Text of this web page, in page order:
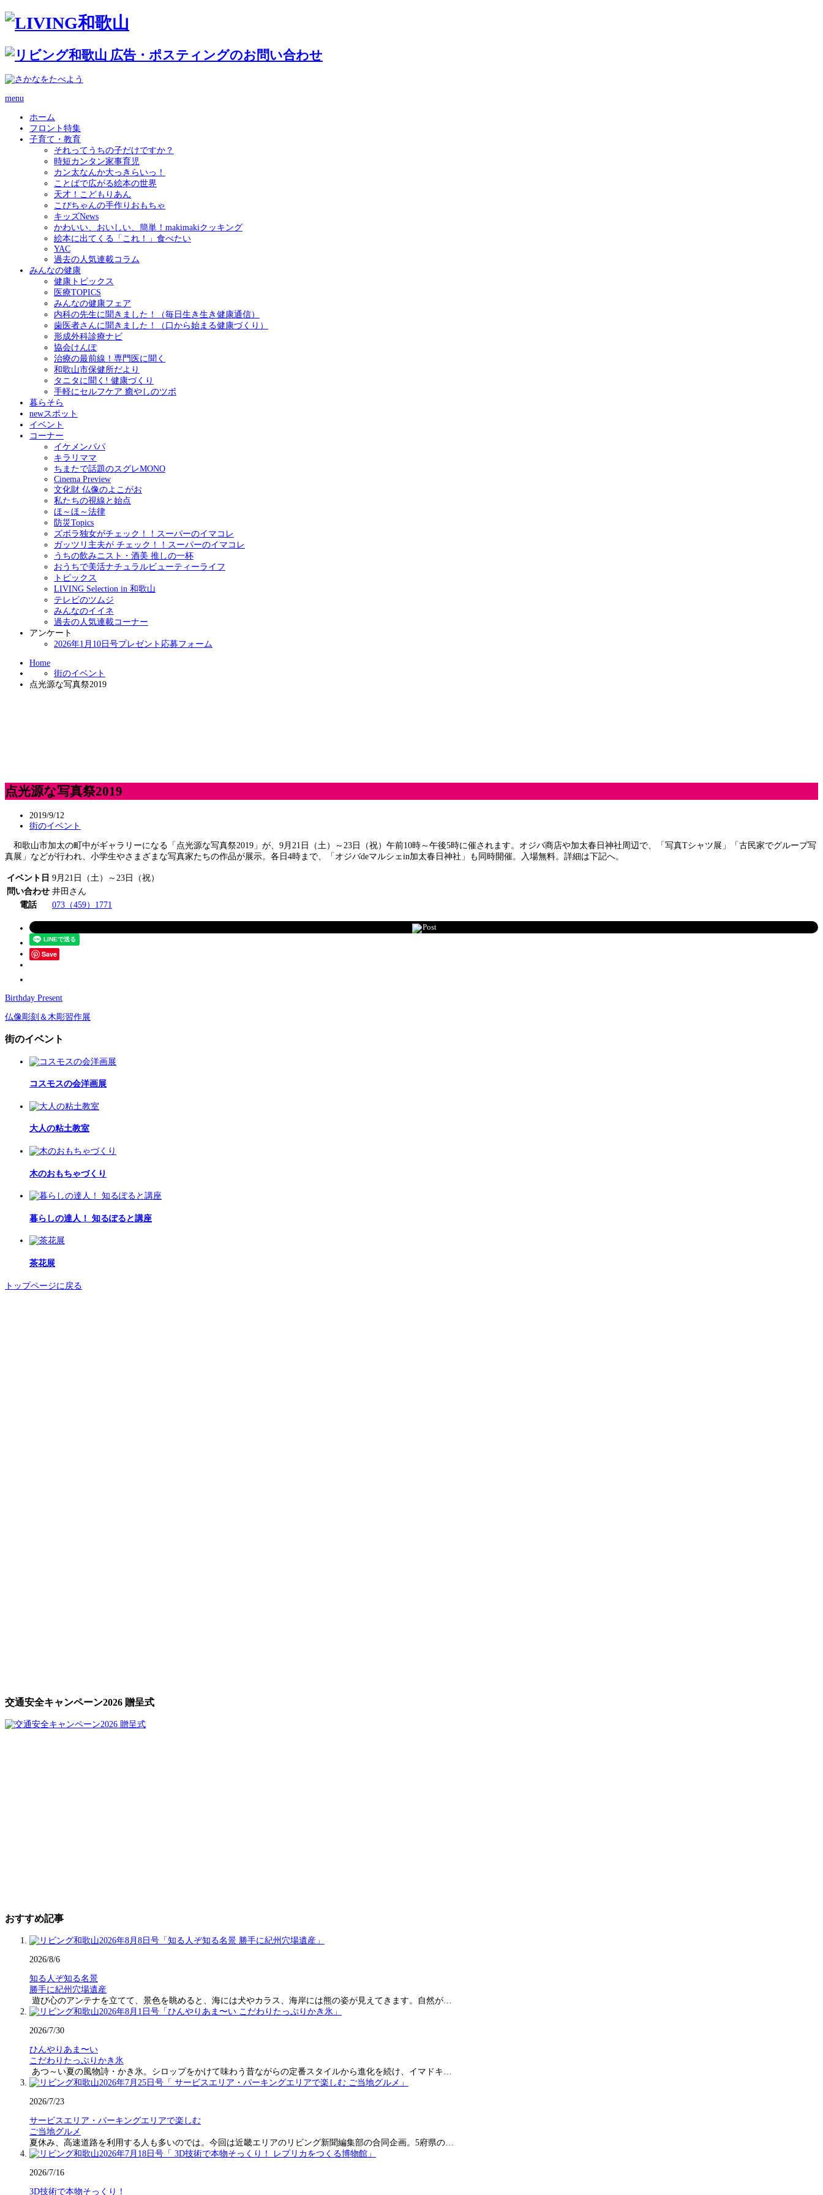
menu
ホーム
フロント特集
子育て・教育
それってうちの子だけですか？
時短カンタン家事育児
カン太なんか大っきらいっ！
ことばで広がる絵本の世界
天才！こどもりあん
こぴちゃんの手作りおもちゃ
キッズNews
かわいい、おいしい、簡単！makimakiクッキング
絵本に出てくる「これ！」食べたい
YAC
過去の人気連載コラム
みんなの健康
健康トピックス
医療TOPICS
みんなの健康フェア
内科の先生に聞きました！（毎日生き生き健康通信）
歯医者さんに聞きました！（口から始まる健康づくり）
形成外科診療ナビ
協会けんぽ
治療の最前線！専門医に聞く
和歌山市保健所だより
タニタに聞く! 健康づくり
手軽にセルフケア 癒やしのツボ
暮らそら
newスポット
イベント
コーナー
イケメンパパ
キラリママ
ちまたで話題のスグレMONO
Cinema Preview
文化財 仏像のよこがお
私たちの視線と始点
ほ～ほ～法律
防災Topics
ズボラ独女がチェック！！スーパーのイマコレ
ガッツリ主夫が チェック！！スーパーのイマコレ
うちの飲みニスト・酒美 推しの一杯
おうちで美活ナチュラルビューティーライフ
トピックス
LIVING Selection in 和歌山
テレビのツムジ
みんなのイイネ
過去の人気連載コーナー
アンケート
2026年1月10日号プレゼント応募フォーム
Home
街のイベント
点光源な写真祭2019
点光源な写真祭2019
2019/9/12
街のイベント
和歌山市加太の町中がギャラリーになる「点光源な写真祭2019」が、9月21日（土）～23日（祝）午前10時～午後5時に催されます。オジバ商店や加太春日神社周辺で、「写真Tシャツ展」「古民家でグループ写
真展」などが行われ、小学生やさまざまな写真家たちの作品が展示。各日4時まで、「オジバdeマルシェin加太春日神社」も同時開催。入場無料。詳細は下記へ。
イベント日 9月21日（土）～23日（祝）
問い合わせ 井田さん
電話
073（459）1771
Post
Save
Birthday Present
仏像彫刻＆木彫習作展
街のイベント
コスモスの会洋画展
大人の粘土教室
木のおもちゃづくり
暮らしの達人！ 知るぽると講座
茶花展
トップページに戻る
交通安全キャンペーン2026 贈呈式
おすすめ記事
2026/8/6
知る人ぞ知る名景
勝手に紀州穴場遺産
遊び心のアンテナを立てて、景色を眺めると、海には犬やカラス、海岸には熊の姿が見えてきます。自然が…
2026/7/30
ひんやりあま〜い
こだわりたっぷりかき氷
あつ～い夏の風物詩・かき氷。シロップをかけて味わう昔ながらの定番スタイルから進化を続け、イマドキ…
2026/7/23
サービスエリア・パーキングエリアで楽しむ
ご当地グルメ
夏休み、高速道路を利用する人も多いのでは。今回は近畿エリアのリビング新聞編集部の合同企画。5府県の…
2026/7/16
3D技術で本物そっくり！